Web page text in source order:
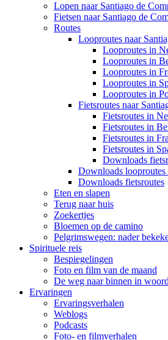
Lopen naar Santiago de
Fietsen naar Santiago de
Routes
Looproutes naar
Looproutes in
Looproutes in
Looproutes in
Looproutes in
Looproutes in
Fietsroutes naar
Fietsroutes in
Fietsroutes in
Fietsroutes in
Fietsroutes in
Downloads
Downloads
Downloads fietsroutes
Eten en slapen
Terug naar huis
Zoekertjes
Bloemen op de camino
Pelgrimswegen: nader
Spirituele reis
Bespiegelingen
Foto en film van de maand
De weg naar binnen in
Ervaringen
Ervaringsverhalen
Weblogs
Podcasts
Foto- en filmverhalen